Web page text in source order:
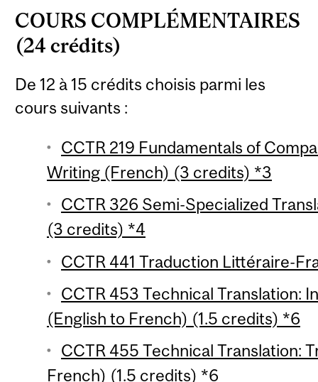
COURS COMPLÉMENTAIRES
(24 crédits)
De 12 à 15 crédits choisis parmi les
cours suivants :
CCTR 219 Fundamentals of
Writing (French) (3 credits) *3
CCTR 326 Semi-Specialized
(3 credits) *4
CCTR 441 Traduction Littéraire-
CCTR 453 Technical Translation:
(English to French) (1.5 credits) *6
CCTR 455 Technical Translation:
French) (1.5 credits) *6